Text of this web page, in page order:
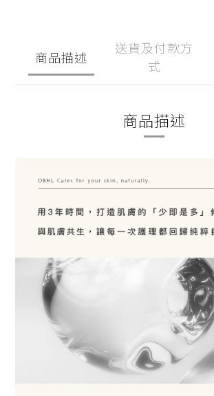
商品描述
送貨及付款方
式
商品描述